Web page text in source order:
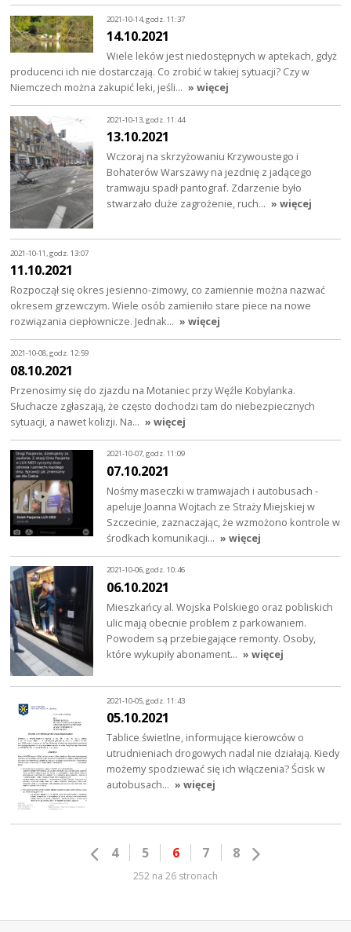
2021-10-14, godz. 11:37
14.10.2021
Wiele leków jest niedostępnych w aptekach, gdyż
producenci ich nie dostarczają. Co zrobić w takiej sytuacji? Czy w
Niemczech można zakupić leki, jeśli… » więcej
2021-10-13, godz. 11:44
13.10.2021
Wczoraj na skrzyżowaniu Krzywoustego i
Bohaterów Warszawy na jezdnię z jadącego
tramwaju spadł pantograf. Zdarzenie było
stwarzało duże zagrożenie, ruch… » więcej
2021-10-11, godz. 13:07
11.10.2021
Rozpoczął się okres jesienno-zimowy, co zamiennie można nazwać
okresem grzewczym. Wiele osób zamieniło stare piece na nowe
rozwiązania ciepłownicze. Jednak… » więcej
2021-10-08, godz. 12:59
08.10.2021
Przenosimy się do zjazdu na Motaniec przy Węźle Kobylanka.
Słuchacze zgłaszają, że często dochodzi tam do niebezpiecznych
sytuacji, a nawet kolizji. Na… » więcej
2021-10-07, godz. 11:09
07.10.2021
Nośmy maseczki w tramwajach i autobusach -
apeluje Joanna Wojtach ze Straży Miejskiej w
Szczecinie, zaznaczając, że wzmożono kontrole w
środkach komunikacji… » więcej
2021-10-06, godz. 10:46
06.10.2021
Mieszkańcy al. Wojska Polskiego oraz pobliskich
ulic mają obecnie problem z parkowaniem.
Powodem są przebiegające remonty. Osoby,
które wykupiły abonament… » więcej
2021-10-05, godz. 11:43
05.10.2021
Tablice świetlne, informujące kierowców o
utrudnieniach drogowych nadal nie działają. Kiedy
możemy spodziewać się ich włączenia? Ścisk w
autobusach… » więcej
4 5 6 7 8
252 na 26 stronach